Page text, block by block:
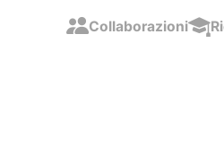
Collaborazioni